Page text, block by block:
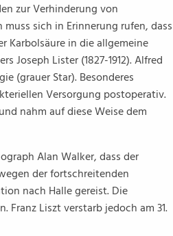
zur Verhinderung von
sich in Erinnerung rufen, dass
Karbolsäure in die allgemeine
Joseph Lister (1827-1912). Alfred
(grauer Star). Besonderes
Versorgung postoperativ.
nahm auf diese Weise dem
Alan Walker, dass der
der fortschreitenden
nach Halle gereist. Die
Liszt verstarb jedoch am 31.